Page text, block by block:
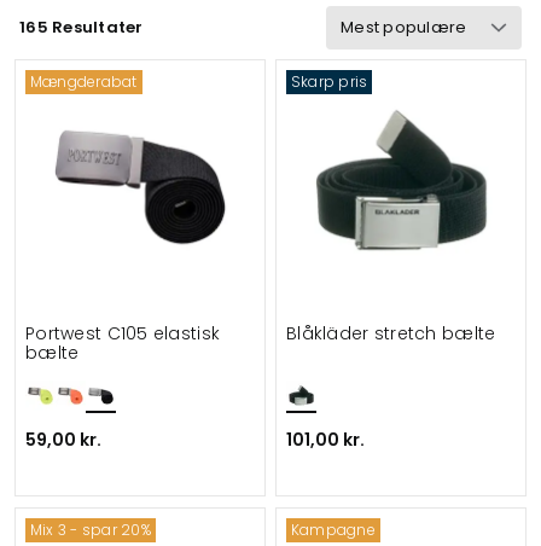
Vind & vandtæt Velegnet til
165 Resultater
Mængderabat
Portwest C105 elastisk
bælte
59,00 kr.
Skarp pris
Blåkläder stretch bælte
101,00 kr.
Mix 3 - spar 20% Kampagne